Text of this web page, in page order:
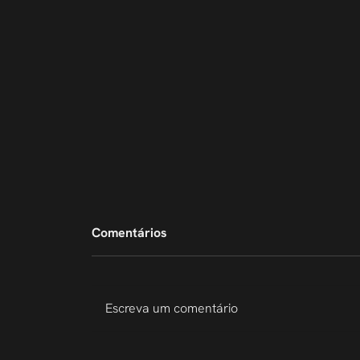
Comentários
Escreva um comentário